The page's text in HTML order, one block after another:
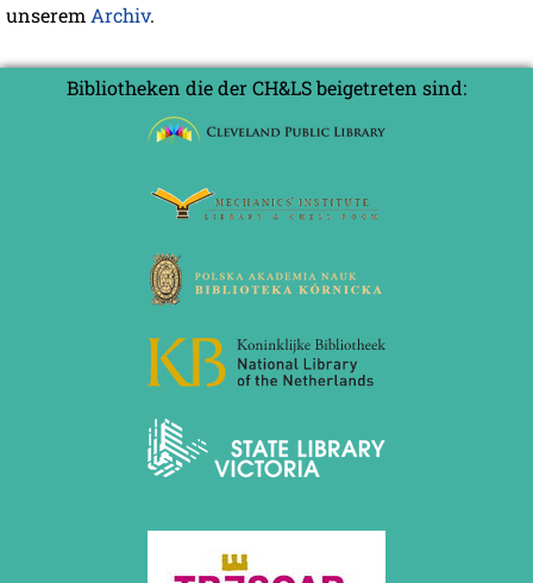
unserem Archiv.
Bibliotheken die der CH&LS beigetreten sind: